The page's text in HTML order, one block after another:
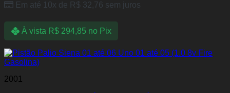
Em até 10x de R$ 32,76 sem juros
À vista R$294,85 no Pix
2001